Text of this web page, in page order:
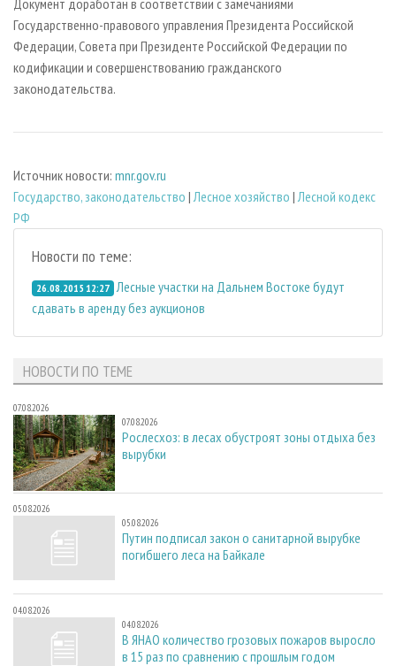
Государственно-правового управления Президента Российской
Федерации, Совета при Президенте Российской Федерации по
кодификации и совершенствованию гражданского
законодательства.
Источник новости: mnr.gov.ru
Государство, законодательство |Лесное хозяйство |Лесной кодекс
РФ
Новости по теме:
26.08.2015 12:27 Лесные участки на Дальнем Востоке будут
сдавать в аренду без аукционов
НОВОСТИ ПО ТЕМЕ
07.08.2026
07.08.2026
Рослесхоз: в лесах обустроят зоны отдыха без
вырубки
05.08.2026
05.08.2026
Путин подписал закон о санитарной вырубке
погибшего леса на Байкале
04.08.2026
04.08.2026
В ЯНАО количество грозовых пожаров выросло
в 15 раз по сравнению с прошлым годом